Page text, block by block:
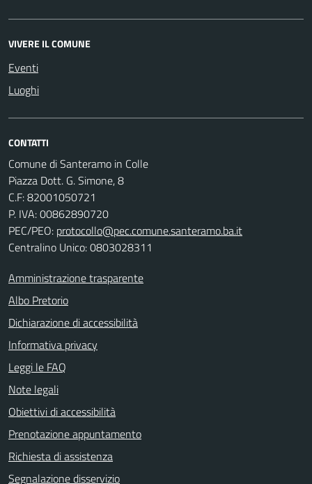
VIVERE IL COMUNE
Eventi
Luoghi
CONTATTI
Comune di Santeramo in Colle
Piazza Dott. G. Simone, 8
C.F:82001050721
P. IVA:00862890720
PEC/PEO: protocollo@pec.comune.santeramo.ba.it
Centralino Unico: 0803028311
Amministrazione trasparente
Albo Pretorio
Dichiarazione di accessibilità
Informativa privacy
Leggi le FAQ
Note legali
Obiettivi di accessibilità
Prenotazione appuntamento
Richiesta di assistenza
Segnalazione disservizio